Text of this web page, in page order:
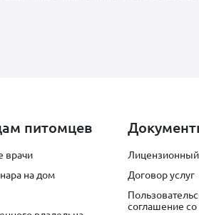
питомцев
врачи
на дом
Договор услуг
соглашение